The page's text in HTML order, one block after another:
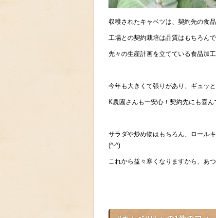
収穫されたキャベツは、契約先の食
工場との契約栽培は品質はもちろん
先々の生産計画を立てている食品加
今年も大きくて張りがあり、ギュッ
K農園さんも一安心！契約先にも喜
サラダや炒め物はもちろん、ロール
(^-^)
これから益々寒くなりますから、あ